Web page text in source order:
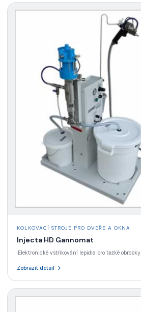
KOLKOVACÍ STROJE PRO DVEŘE A OKNA
Injecta HD Gannomat
·Elektronické vstřikování lepidla pro těžké obrobky
Zobrazit detail